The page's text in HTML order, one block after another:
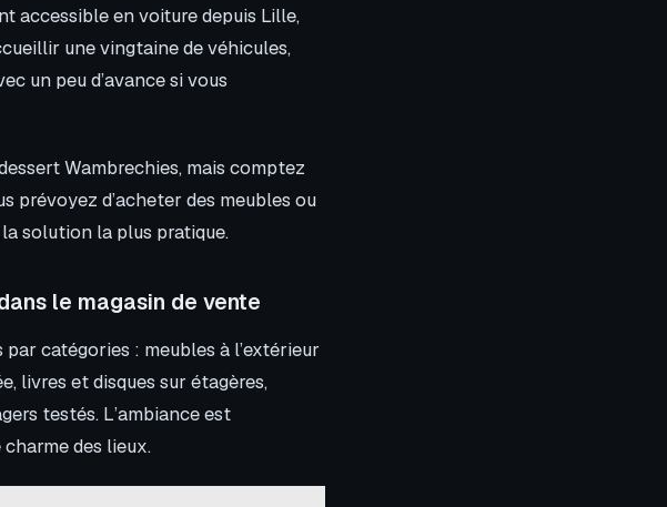
accessible en voiture depuis Lille,
une vingtaine de véhicules,
un peu d’avance si vous
Wambrechies, mais comptez
prévoyez d’acheter des meubles ou
solution la plus pratique.
le magasin de vente
catégories : meubles à l’extérieur
livres et disques sur étagères,
testés. L’ambiance est
des lieux.